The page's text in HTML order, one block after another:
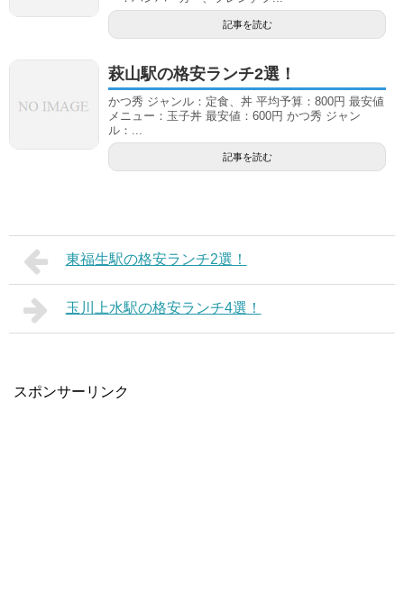
記事を読む
萩山駅の格安ランチ2選！
かつ秀 ジャンル：定食、丼 平均予算：800円 最安値
メニュー：玉子丼 最安値：600円 かつ秀 ジャン
ル：...
記事を読む
東福生駅の格安ランチ2選！
玉川上水駅の格安ランチ4選！
スポンサーリンク